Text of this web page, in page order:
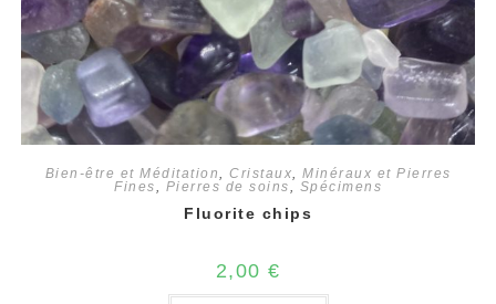
Bien-être et Méditation, Cristaux, Minéraux et Pierres
Fines, Pierres de soins, Spécimens
Fluorite chips
2,00 €